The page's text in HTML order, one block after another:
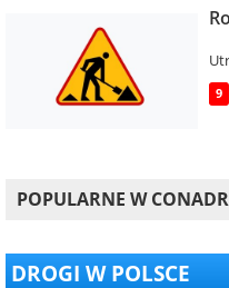
9
POPULARNE W
DROGI W POLSCE